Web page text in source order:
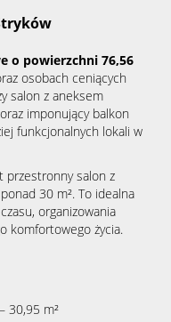
o powierzchni 76,56
osobach ceniących
salon z aneksem
imponujący balkon
funkcjonalnych lokali w
przestronny salon z
30 m². To idealna
organizowania
komfortowego życia.
30,95 m²